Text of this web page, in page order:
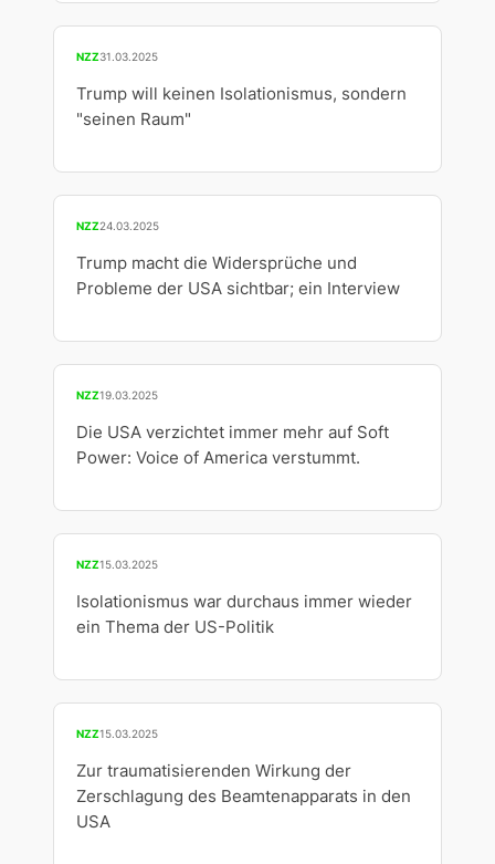
NZZ31.03.2025
Trump will keinen Isolationismus, sondern
"seinen Raum"
NZZ24.03.2025
Trump macht die Widersprüche und
Probleme der USA sichtbar; ein Interview
NZZ19.03.2025
Die USA verzichtet immer mehr auf Soft
Power: Voice of America verstummt.
NZZ15.03.2025
Isolationismus war durchaus immer wieder
ein Thema der US-Politik
NZZ15.03.2025
Zur traumatisierenden Wirkung der
Zerschlagung des Beamtenapparats in den
USA